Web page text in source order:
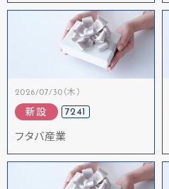
2026/07/30（木）
新設 7241
フタバ産業